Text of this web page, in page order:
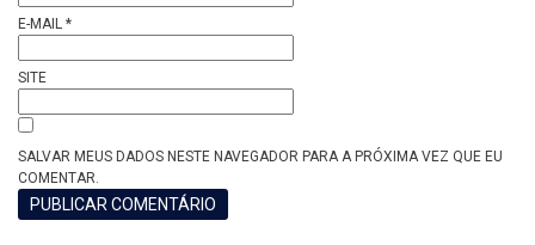
E-MAIL *
SITE
SALVAR MEUS DADOS NESTE NAVEGADOR PARA A PRÓXIMA VEZ QUE EU
COMENTAR.